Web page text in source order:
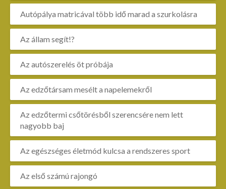
Autópálya matricával több idő marad a szurkolásra
Az állam segít!?
Az autószerelés öt próbája
Az edzőtársam mesélt a napelemekről
Az edzőtermi csőtörésből szerencsére nem lett
nagyobb baj
Az egészséges életmód kulcsa a rendszeres sport
Az első számú rajongó